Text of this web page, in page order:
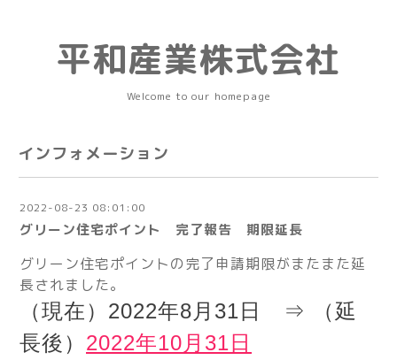
平和産業株式会社
Welcome to our homepage
インフォメーション
2022-08-23 08:01:00
グリーン住宅ポイント 完了報告 期限延長
グリーン住宅ポイントの完了申請期限がまたまた延
長されました。
（現在）2022年8月31日 ⇒
（延
長後） 2022年10月31日